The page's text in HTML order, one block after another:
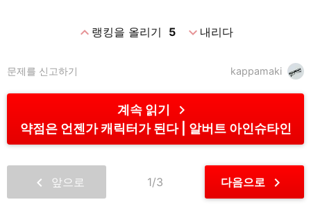
expand_less랭킹을 올리기 5 expand_more내리다
kappamaki
문제를 신고하기
계속 읽기 chevron_right
약점은 언젠가 캐릭터가 된다 알버트 아인슈타인
chevron_left 앞으로 1/3 다음으로 chevron_right